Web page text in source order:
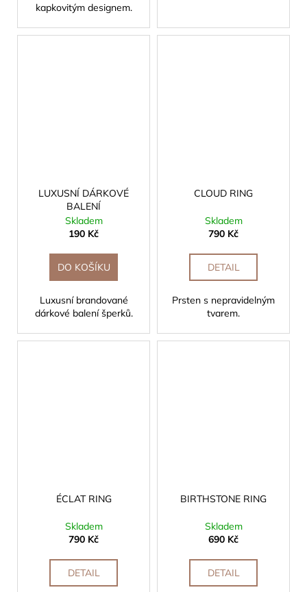
kapkovitým designem.
LUXUSNÍ DÁRKOVÉ
BALENÍ
Skladem
190 Kč
DO KOŠÍKU
Luxusní brandované
dárkové balení šperků.
CLOUD RING
Skladem
790 Kč
DETAIL
Prsten s nepravidelným
tvarem.
ÉCLAT RING
Skladem
790 Kč
DETAIL
BIRTHSTONE RING
Skladem
690 Kč
DETAIL